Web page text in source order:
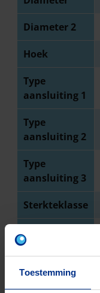
Toestemming
Diameter 2
Hoek
Type
aansluiting 1
Type
aansluiting 2
Type
aansluiting 3
Sterkteklasse
EN-norm
Keurmerk
Aantal stuks